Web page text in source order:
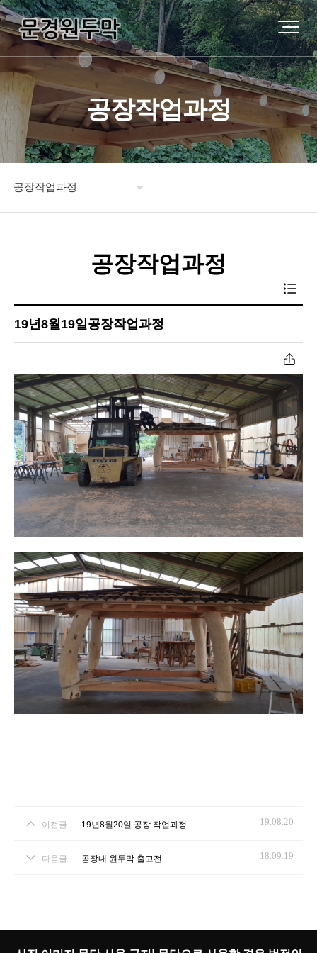
공장작업과정
공장작업과정
공장작업과정
온라인문의
고객센터
공장작업과정
19년8월19일공장작업과정
이전글 19년8월20일 공장 작업과정 19.08.20
다음글 공장내 원두막 출고전 18.09.19